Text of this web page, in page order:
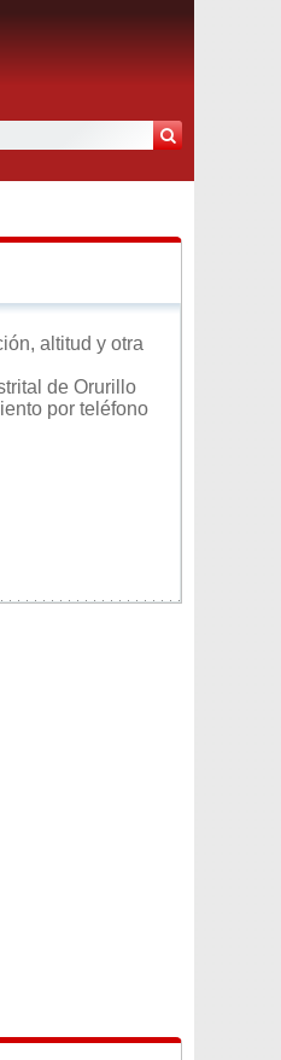
altitud y otra
de Orurillo
por teléfono